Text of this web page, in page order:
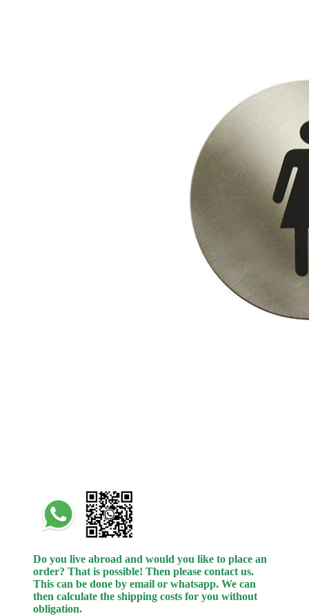
Do you live abroad and would you like to place an
order? That is possible! Then please contact us.
This can be done by email or whatsapp. We can
then calculate the shipping costs for you without
obligation.